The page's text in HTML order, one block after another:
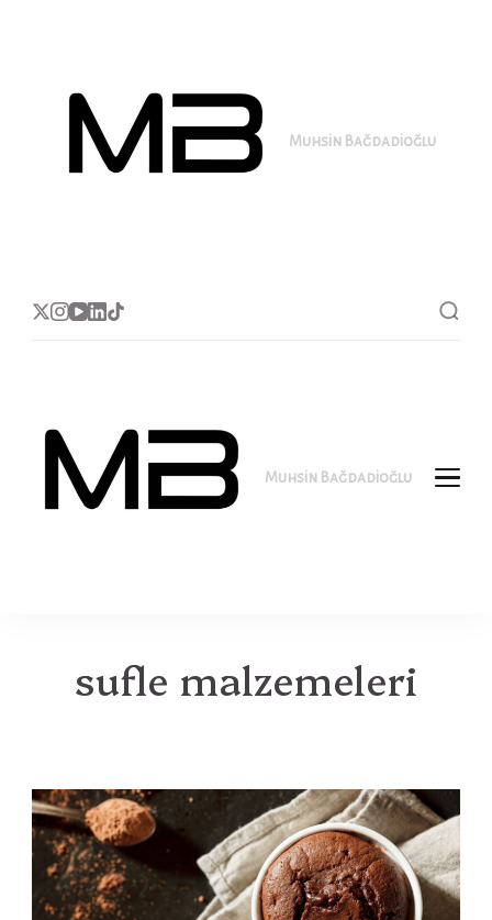
Muhsin Bağdadioğlu
Muhsin Bağdadioğlu
sufle malzemeleri